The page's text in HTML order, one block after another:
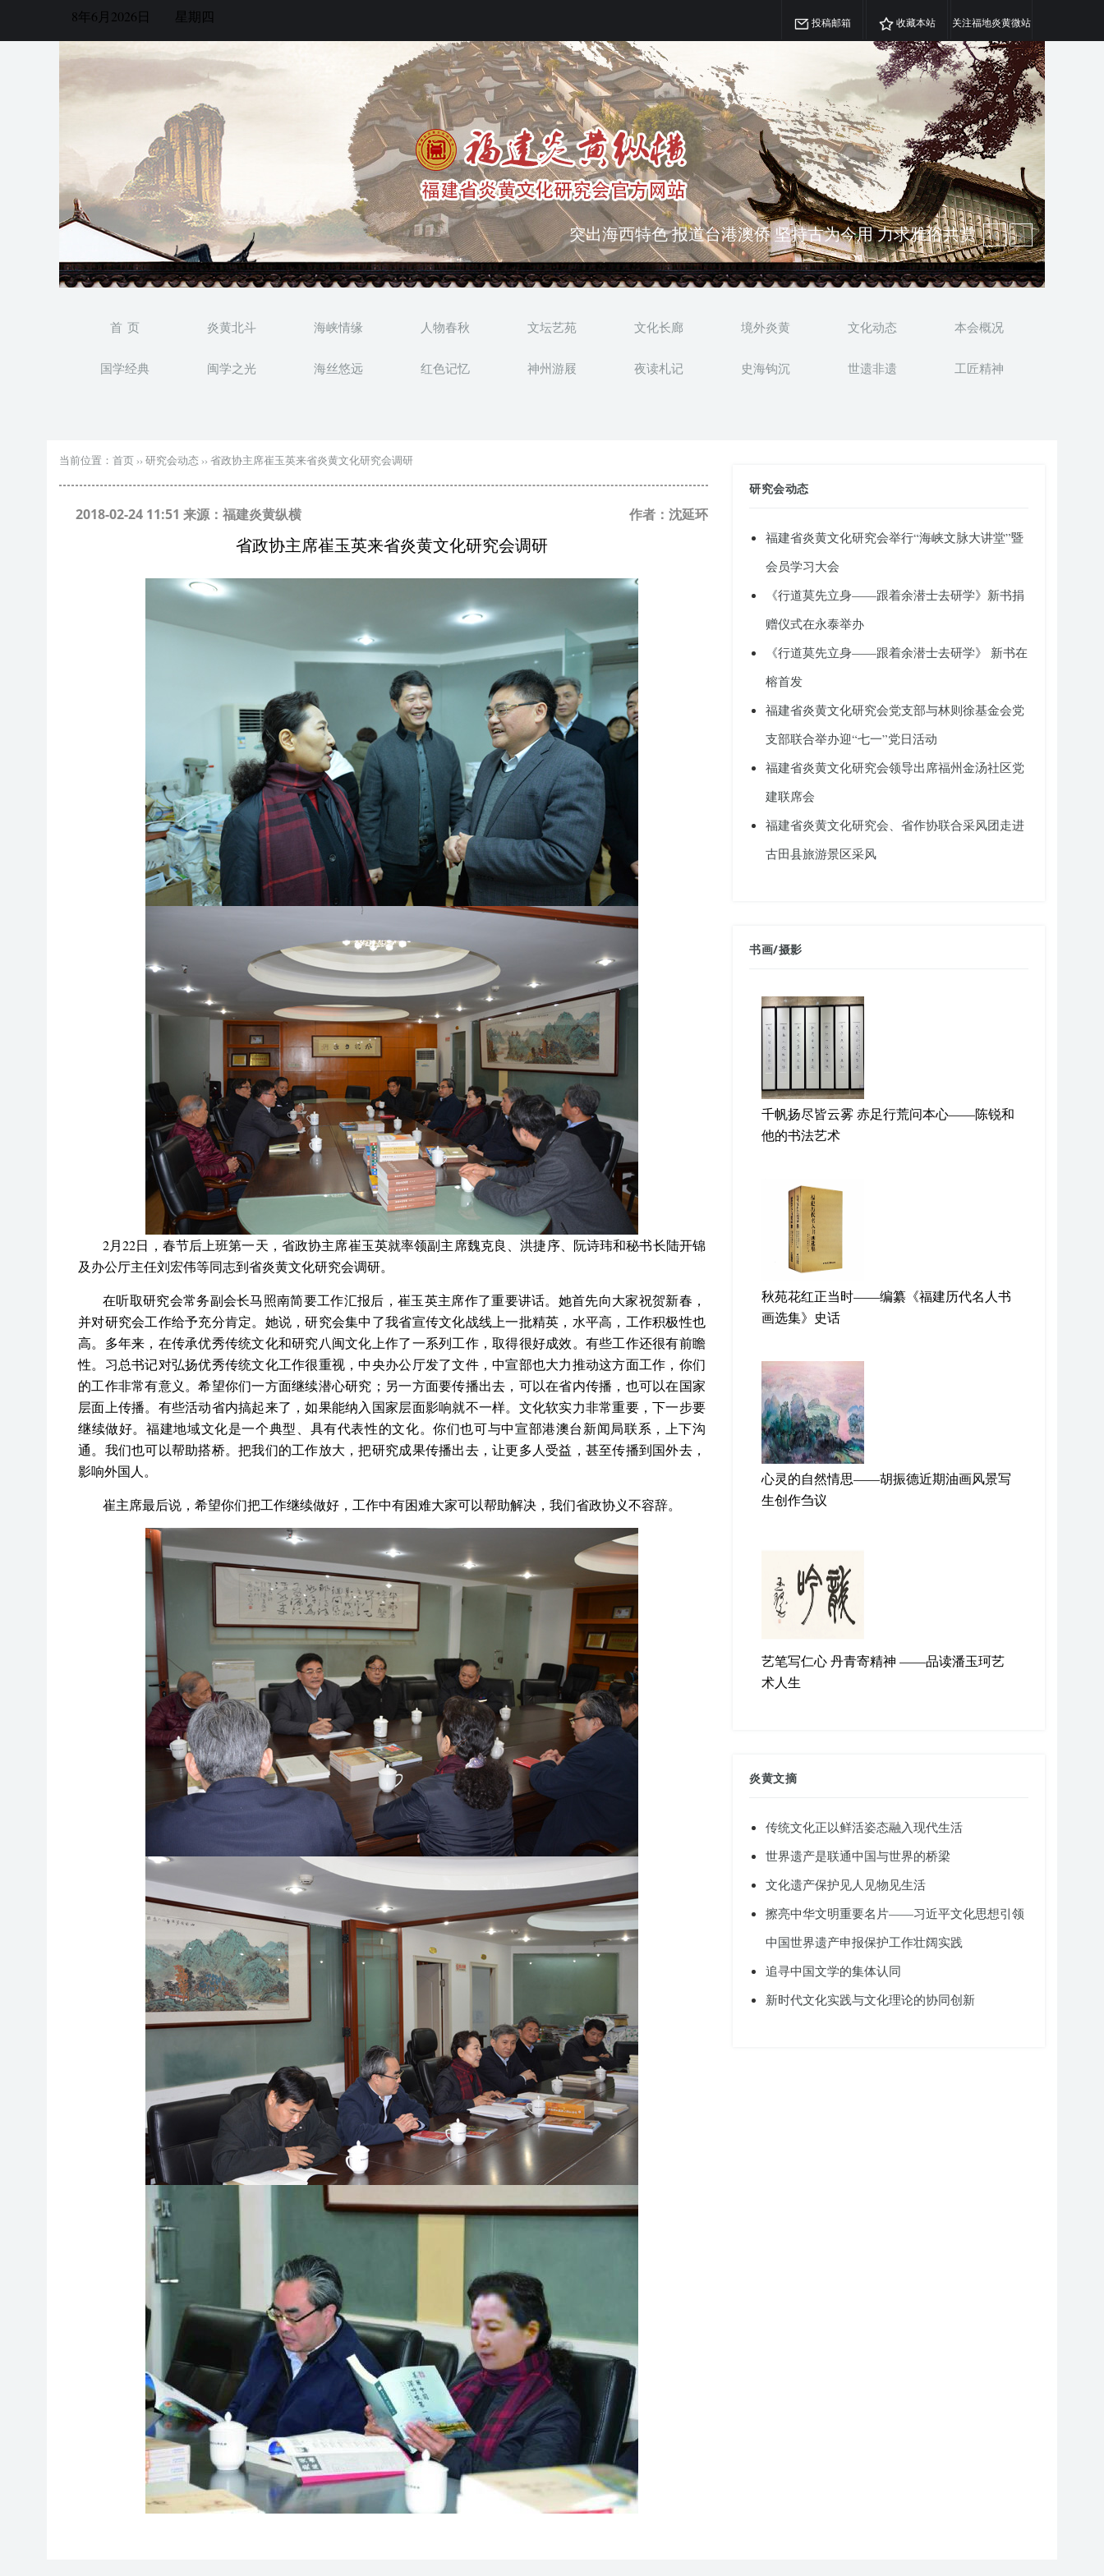
8年6月2026日 星期四 投稿邮箱 收藏本站 关注福地炎黄微站
弘扬优秀文化 振奋民族精神 介绍民族瑰宝 宣传中华精英
突出海西特色 报道台港澳侨 坚持古为今用 力求雅俗共赏
首 页 炎黄北斗 海峡情缘 人物春秋 文坛艺苑 文化长廊 境外炎黄 文化动态 本会概况
国学经典 闽学之光 海丝悠远 红色记忆 神州游屐 夜读札记 史海钩沉 世遗非遗 工匠精神
当前位置： 首页 ›› 研究会动态 ›› 省政协主席崔玉英来省炎黄文化研究会调研
2018-02-24 11:51 来源：福建炎黄纵横
作者：沈延环
省政协主席崔玉英来省炎黄文化研究会调研
2月22日，春节后上班第一天，省政协主席崔玉英就率领副主席魏克良、洪捷序、阮诗玮和秘书长陆开锦
及办公厅主任刘宏伟等同志到省炎黄文化研究会调研。
在听取研究会常务副会长马照南简要工作汇报后，崔玉英主席作了重要讲话。她首先向大家祝贺新春，
并对研究会工作给予充分肯定。她说，研究会集中了我省宣传文化战线上一批精英，水平高，工作积极性也
高。多年来，在传承优秀传统文化和研究八闽文化上作了一系列工作，取得很好成效。有些工作还很有前瞻
性。习总书记对弘扬优秀传统文化工作很重视，中央办公厅发了文件，中宣部也大力推动这方面工作，你们
的工作非常有意义。希望你们一方面继续潜心研究；另一方面要传播出去，可以在省内传播，也可以在国家
层面上传播。有些活动省内搞起来了，如果能纳入国家层面影响就不一样。文化软实力非常重要，下一步要
继续做好。福建地域文化是一个典型、具有代表性的文化。你们也可与中宣部港澳台新闻局联系，上下沟
通。我们也可以帮助搭桥。把我们的工作放大，把研究成果传播出去，让更多人受益，甚至传播到国外去，
影响外国人。
崔主席最后说，希望你们把工作继续做好，工作中有困难大家可以帮助解决，我们省政协义不容辞。
研究会动态
福建省炎黄文化研究会举行“海峡文脉大讲堂”暨
会员学习大会
《行道莫先立身——跟着余潜士去研学》新书捐
赠仪式在永泰举办
《行道莫先立身——跟着余潜士去研学》 新书在
榕首发
福建省炎黄文化研究会党支部与林则徐基金会党
支部联合举办迎“七一”党日活动
福建省炎黄文化研究会领导出席福州金汤社区党
建联席会
福建省炎黄文化研究会、省作协联合采风团走进
古田县旅游景区采风
书画/摄影
千帆扬尽皆云雾 赤足行荒问本心——陈锐和
他的书法艺术
秋苑花红正当时——编纂《福建历代名人书
画选集》史话
心灵的自然情思——胡振德近期油画风景写
生创作刍议
艺笔写仁心 丹青寄精神 ——品读潘玉珂艺
术人生
炎黄文摘
传统文化正以鲜活姿态融入现代生活
世界遗产是联通中国与世界的桥梁
文化遗产保护见人见物见生活
擦亮中华文明重要名片——习近平文化思想引领
中国世界遗产申报保护工作壮阔实践
追寻中国文学的集体认同
新时代文化实践与文化理论的协同创新